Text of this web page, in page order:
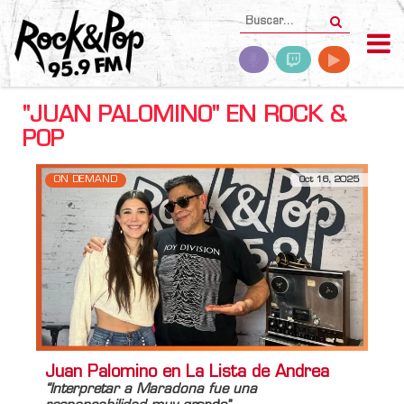
"JUAN PALOMINO" EN ROCK &
POP
ON DEMAND Oct 16, 2025
Juan Palomino en La Lista de Andrea
“Interpretar a Maradonafue una